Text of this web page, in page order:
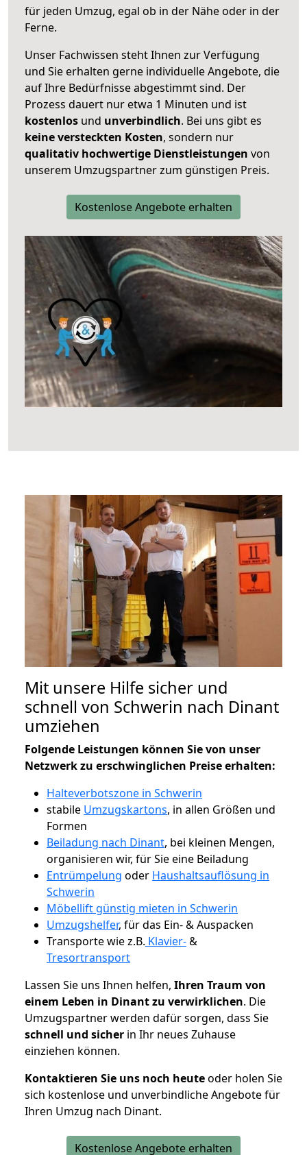
für jeden Umzug, egal ob in der Nähe oder in der
Ferne.
Unser Fachwissen steht Ihnen zur Verfügung
und Sie erhalten gerne individuelle Angebote, die
auf Ihre Bedürfnisse abgestimmt sind. Der
Prozess dauert nur etwa 1 Minuten und ist
kostenlos und unverbindlich. Bei uns gibt es
keine versteckten Kosten, sondern nur
qualitativ hochwertige Dienstleistungen von
unserem Umzugspartner zum günstigen Preis.
Kostenlose Angebote erhalten
Mit unsere Hilfe sicher und
schnell von Schwerin nach Dinant
umziehen
Folgende Leistungen können Sie von unser
Netzwerk zu erschwinglichen Preise erhalten:
Halteverbotszone in Schwerin
stabile Umzugskartons, in allen Größen und
Formen
Beiladung nach Dinant, bei kleinen Mengen,
organisieren wir, für Sie eine Beiladung
Entrümpelung oder Haushaltsauflösung in
Schwerin
Möbellift günstig mieten in Schwerin
Umzugshelfer, für das Ein- & Auspacken
Transporte wie z.B. Klavier-&
Tresortransport
Lassen Sie uns Ihnen helfen, Ihren Traum von
einem Leben in Dinant zu verwirklichen. Die
Umzugspartner werden dafür sorgen, dass Sie
schnell und sicher in Ihr neues Zuhause
einziehen können.
Kontaktieren Sie uns noch heuteoder holen Sie
sich kostenlose und unverbindliche Angebote für
Ihren Umzug nach Dinant.
Kostenlose Angebote erhalten